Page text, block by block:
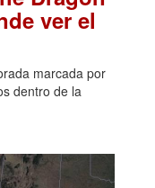
ver el
marcada por
dentro de la